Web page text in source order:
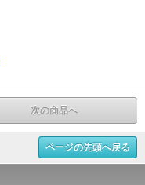
次の商品へ
ページの先頭へ戻る